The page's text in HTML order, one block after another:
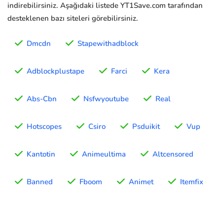
indirebilirsiniz. Aşağıdaki listede YT1Save.com tarafından
desteklenen bazı siteleri görebilirsiniz.
Dmcdn Stapewithadblock
Adblockplustape Farci Kera
Abs-Cbn Nsfwyoutube Real
Hotscopes Csiro Psduikit Vup
Kantotin Animeultima Altcensored
Banned Fboom Animet Itemfix